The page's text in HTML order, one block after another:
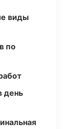
виды
по
день